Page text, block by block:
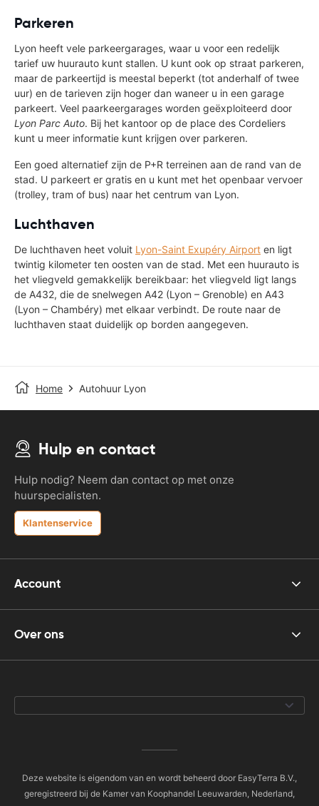
Parkeren
Lyon heeft vele parkeergarages, waar u voor een redelijk
tarief uw huurauto kunt stallen. U kunt ook op straat parkeren,
maar de parkeertijd is meestal beperkt (tot anderhalf of twee
uur) en de tarieven zijn hoger dan waneer u in een garage
parkeert. Veel paarkeergarages worden geëxploiteerd door
Lyon Parc Auto. Bij het kantoor op de place des Cordeliers
kunt u meer informatie kunt krijgen over parkeren.
Een goed alternatief zijn de P+R terreinen aan de rand van de
stad. U parkeert er gratis en u kunt met het openbaar vervoer
(trolley, tram of bus) naar het centrum van Lyon.
Luchthaven
De luchthaven heet voluit Lyon-Saint Exupéry Airport en ligt
twintig kilometer ten oosten van de stad. Met een huurauto is
het vliegveld gemakkelijk bereikbaar: het vliegveld ligt langs
de A432, die de snelwegen A42 (Lyon – Grenoble) en A43
(Lyon – Chambéry) met elkaar verbindt. De route naar de
luchthaven staat duidelijk op borden aangegeven.
Home Autohuur Lyon
Hulp en contact
Hulp nodig? Neem dan contact op met onze
huurspecialisten.
Klantenservice
Account
Over ons
Deze website is eigendom van en wordt beheerd door EasyTerra B.V.,
geregistreerd bij de Kamer van Koophandel Leeuwarden, Nederland,